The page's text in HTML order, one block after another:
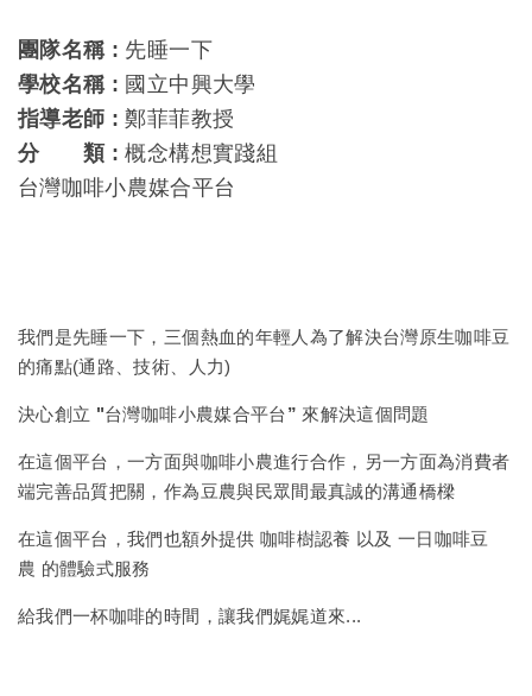
團隊名稱 : 先睡一下
學校名稱 : 國立中興大學
指導老師 :鄭菲菲教授
分 類 :概念構想實踐組
台灣咖啡小農媒合平台
我們是先睡一下，三個熱血的年輕人為了解決台灣原生咖啡豆
的痛點(通路、技術、人力)
決心創立 "台灣咖啡小農媒合平台” 來解決這個問題
在這個平台，一方面與咖啡小農進行合作，另一方面為消費者
端完善品質把關，作為豆農與民眾間最真誠的溝通橋樑
在這個平台，我們也額外提供 咖啡樹認養 以及一日咖啡豆
農 的體驗式服務
給我們一杯咖啡的時間，讓我們娓娓道來...